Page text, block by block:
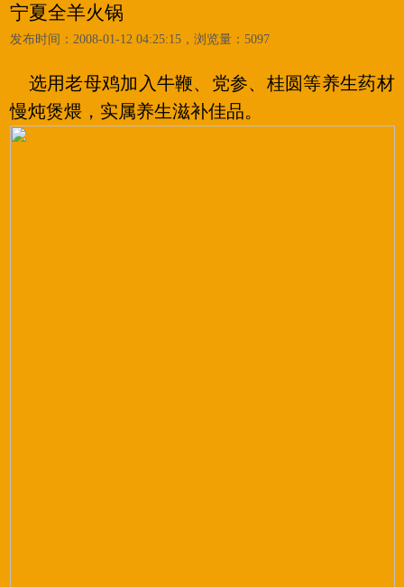
宁夏全羊火锅
发布时间：2008-01-12 04:25:15，浏览量：5097
选用老母鸡加入牛鞭、党参、桂圆等养生药材
慢炖煲煨，实属养生滋补佳品。